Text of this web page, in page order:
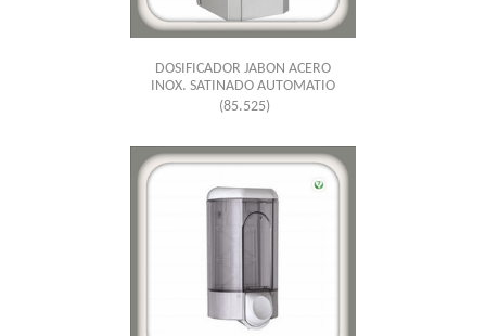
DOSIFICADOR JABON ACERO
INOX. SATINADO AUTOMATIO
(85.525)